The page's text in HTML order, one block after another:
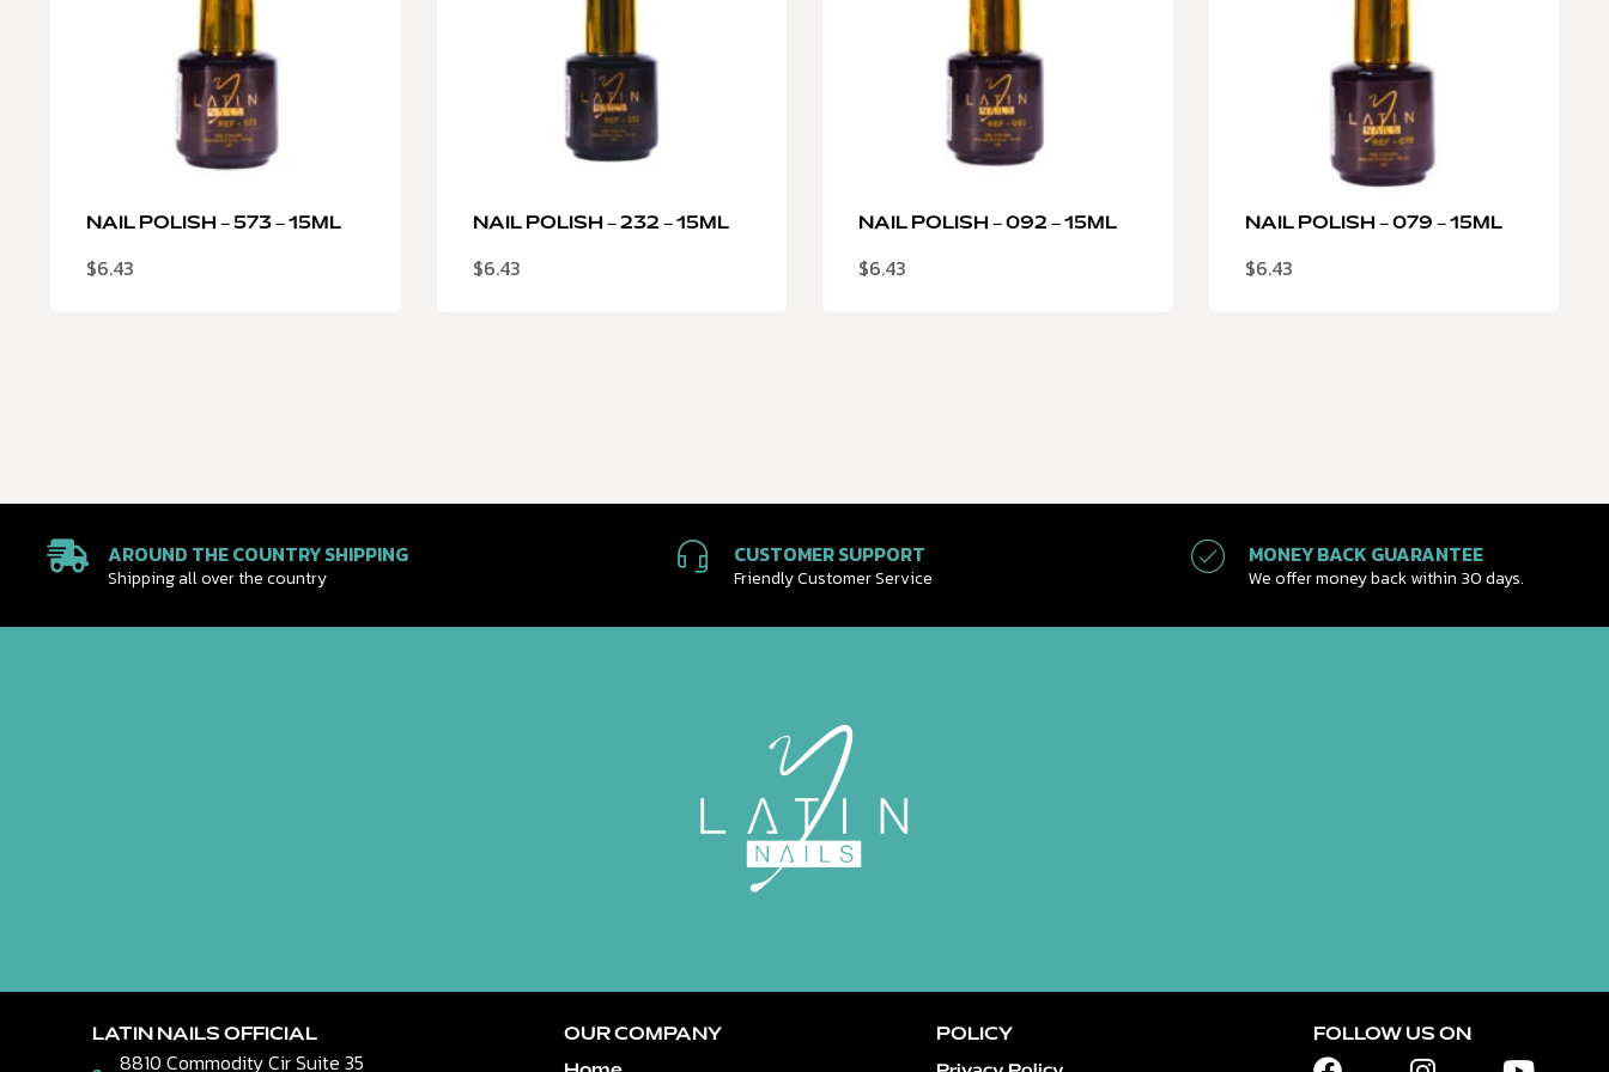
NAIL POLISH – 573 – 15ML
$6.43
NAIL POLISH – 232 – 15ML
$6.43
NAIL POLISH – 092 – 15ML
$6.43
NAIL POLISH – 079 – 15ML
$6.43
AROUND THE COUNTRY SHIPPING
Shipping all over the country
CUSTOMER SUPPORT
Friendly Customer Service
MONEY BACK GUARANTEE
We offer money back within 30 days.
LATIN NAILS OFFICIAL
8810 Commodity Cir Suite 35
OUR COMPANY POLICY FOLLOW US ON